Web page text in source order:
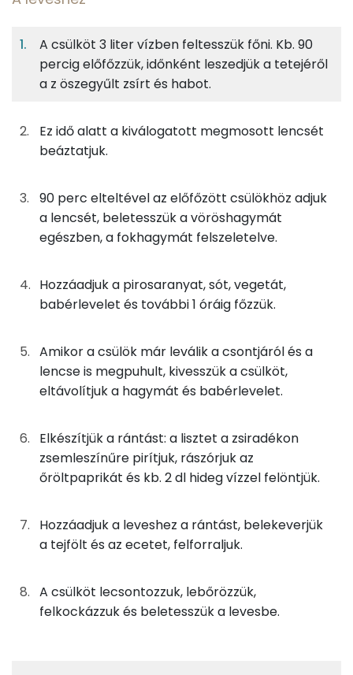
15%
A leveshez
42glencse
147 kcal
15gvöröshagyma
5 kcal
1gfokhagyma
1 kcal
0gbabérlevél
0 kcal
1gsó
0 kcal
0gecet
0 kcal
33g
66 kcal
A rántáshoz
3g sertészsír
0gfűszerpaprika
15%
Fehérje
19%
Szénhidrát
12%
Zsír
53%
Nátrium
Kálcium
Szelén
Kolin:
Niacin - B3 vitamin:
Tiamin - B1 vitamin:
Fehérje
A csülköt 3 liter vízben feltesszük főni. Kb. 90
percig előfőzzük, időnként leszedjük a tetejéről
a z öszegyűlt zsírt és habot.
Ez idő alatt a kiválogatott megmosott lencsét
beáztatjuk.
90 perc elteltével az előfőzött csülökhöz adjuk
a lencsét, beletesszük a vöröshagymát
egészben, a fokhagymát felszeletelve.
Hozzáadjuk a pirosaranyat, sót, vegetát,
babérlevelet és további 1 óráig főzzük.
Amikor a csülök már leválik a csontjáról és a
lencse is megpuhult, kivesszük a csülköt,
eltávolítjuk a hagymát és babérlevelet.
Elkészítjük a rántást: a lisztet a zsiradékon
zsemleszínűre pirítjuk, rászórjuk az
őröltpaprikát és kb. 2 dl hideg vízzel felöntjük.
Hozzáadjuk a leveshez a rántást, belekeverjük
a tejfölt és az ecetet, felforraljuk.
A csülköt lecsontozzuk, lebőrözzük,
felkockázzuk és beletesszük a levesbe.